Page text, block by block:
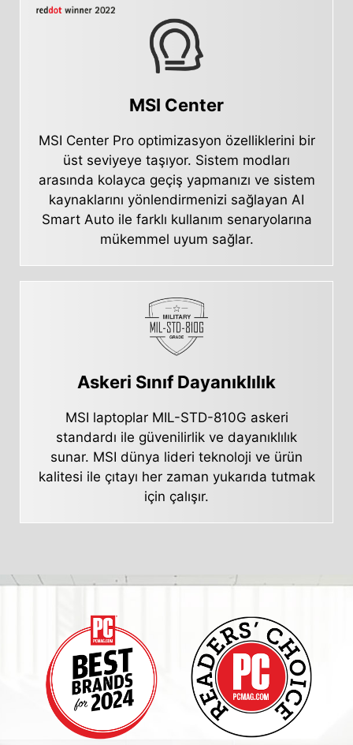
MSI Center
MSI Center Pro optimizasyon özelliklerini bir
üst seviyeye taşıyor. Sistem modları
arasında kolayca geçiş yapmanızı ve sistem
kaynaklarını yönlendirmenizi sağlayan AI
Smart Auto ile farklı kullanım senaryolarına
mükemmel uyum sağlar.
Askeri Sınıf Dayanıklılık
MSI laptoplar MIL-STD-810G askeri
standardı ile güvenilirlik ve dayanıklılık
sunar. MSI dünya lideri teknoloji ve ürün
kalitesi ile çıtayı her zaman yukarıda tutmak
için çalışır.